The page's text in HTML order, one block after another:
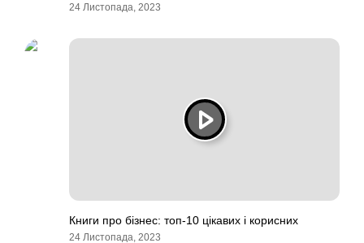
24 Листопада, 2023
Книги про бізнес: топ-10 цікавих і корисних
24 Листопада, 2023